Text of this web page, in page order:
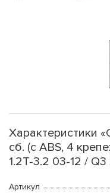
Характеристики
сб. (с ABS, 4
1.2T-3.2 03-12 / Q3
Артикул